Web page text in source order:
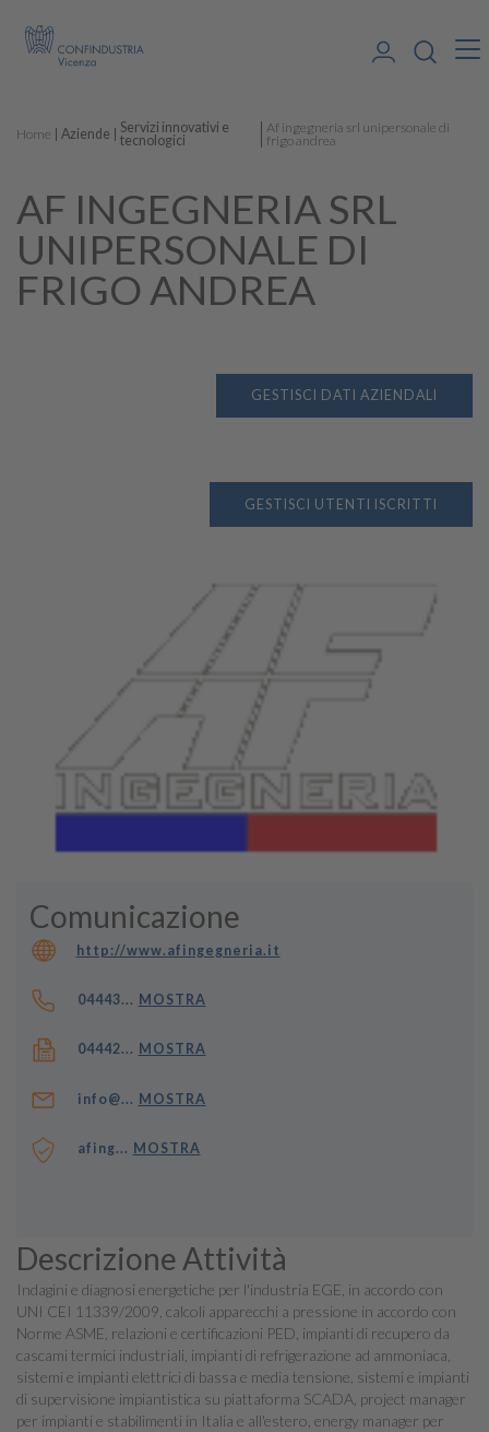
Home Aziende
Servizi innovativi e
tecnologici
Af ingegneria srl unipersonale di
frigo andrea
AF INGEGNERIA SRL
UNIPERSONALE DI
FRIGO ANDREA
GESTISCI DATI AZIENDALI
GESTISCI UTENTI ISCRITTI
Comunicazione
http://www.afingegneria.it
04443... MOSTRA
04442... MOSTRA
info@... MOSTRA
afing... MOSTRA
Descrizione Attività
Indagini e diagnosi energetiche per l'industria EGE, in accordo con
UNI CEI 11339/2009, calcoli apparecchi a pressione in accordo con
Norme ASME, relazioni e certificazioni PED, impianti di recupero da
cascami termici industriali, impianti di refrigerazione ad ammoniaca,
sistemi e impianti elettrici di bassa e media tensione, sistemi e impianti
di supervisione impiantistica su piattaforma SCADA, project manager
per impianti e stabilimenti in Italia e all'estero, energy manager per